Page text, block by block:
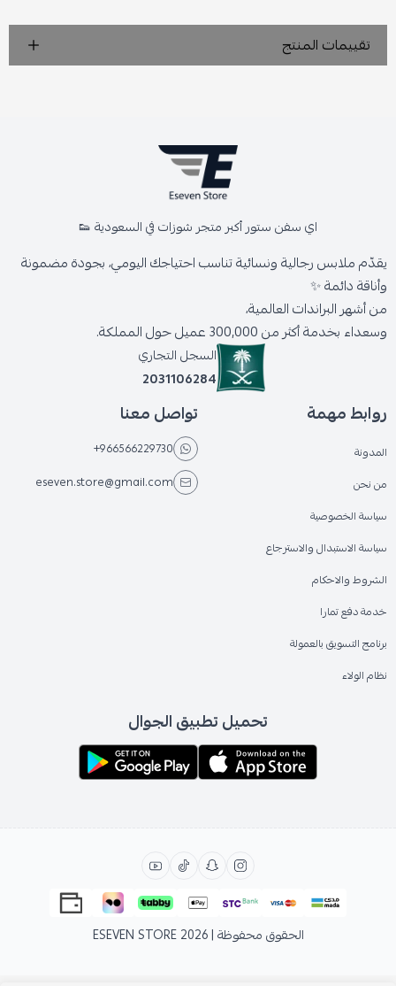
تقييمات المنتج
اي سفن ستور أكبر متجر شوزات في السعودية 👟
يقدّم ملابس رجالية ونسائية تناسب احتياجك اليومي، بجودة مضمونة
وأناقة دائمة ✨
من أشهر البراندات العالمية،
وسعداء بخدمة أكثر من 300,000 عميل حول المملكة.
السجل التجاري
2031106284
روابط مهمة
المدونة
من نحن
سياسة الخصوصية
سياسة الاستبدال والاسترجاع
الشروط والاحكام
خدمة دفع تمارا
برنامج التسويق بالعمولة
نظام الولاء
تواصل معنا
+966566229730
eseven.store@gmail.com
تحميل تطبيق الجوال
الحقوق محفوظة | 2026 ESEVEN STORE